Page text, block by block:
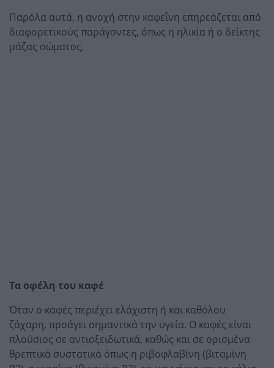
Παρόλα αυτά, η ανοχή στην καφεΐνη επηρεάζεται από
διαφορετικούς παράγοντες, όπως η ηλικία ή ο δείκτης
μάζας σώματος.
Τα οφέλη του καφέ
Όταν ο καφές περιέχει ελάχιστη ή και καθόλου
ζάχαρη, προάγει σημαντικά την υγεία. Ο καφές είναι
πλούσιος σε αντιοξειδωτικά, καθώς και σε ορισμένα
θρεπτικά συστατικά όπως η ριβοφλαβίνη (βιταμίνη